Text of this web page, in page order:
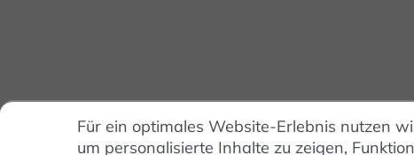
Für ein optimales Website-Erlebnis nutzen
um personalisierte Inhalte zu zeigen,